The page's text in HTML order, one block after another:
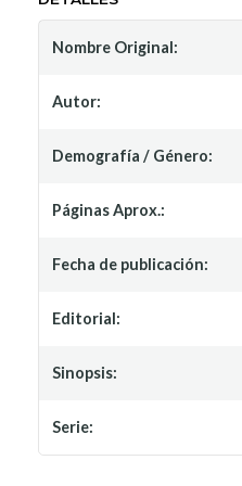
Nombre Original:
Autor:
Demografía / Género:
Páginas Aprox.:
Fecha de publicación:
Editorial:
Sinopsis:
Serie: